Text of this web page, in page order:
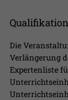
Die
Verlängerung
Expertenliste